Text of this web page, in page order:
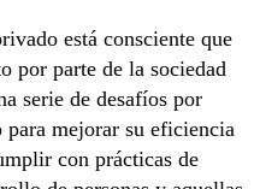
está consciente que
por parte de la sociedad
serie de desafíos por
para mejorar su eficiencia
con prácticas de